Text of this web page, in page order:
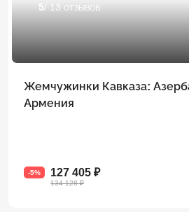
5/ 13 отзывов
Жемчужинки Кавказа:
Армения
-5% 127 405 ₽
134 128 ₽